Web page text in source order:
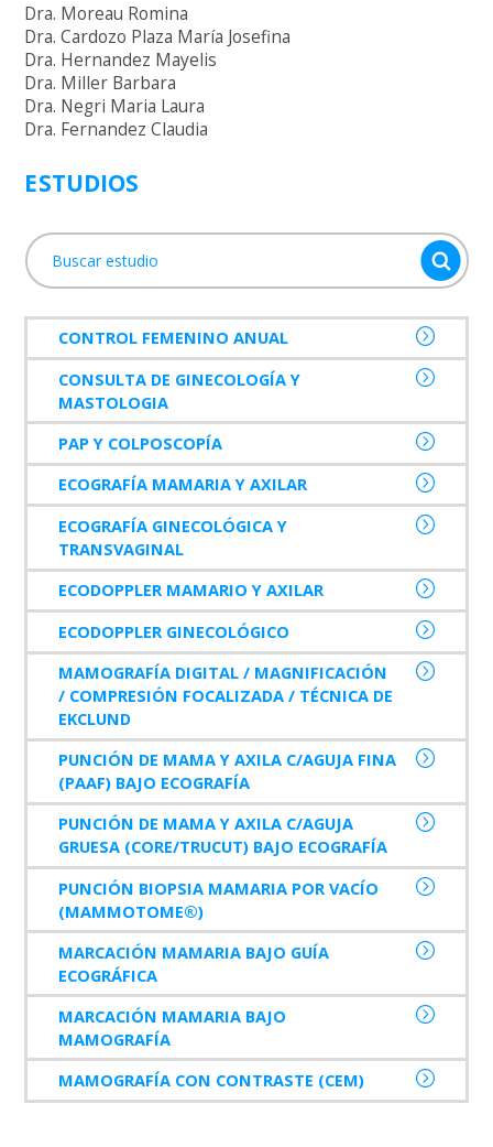
Dra. Moreau Romina
Dra. Cardozo Plaza María Josefina
Dra. Hernandez Mayelis
Dra. Miller Barbara
Dra. Negri Maria Laura
Dra. Fernandez Claudia
ESTUDIOS
CONTROL FEMENINO ANUAL
CONSULTA DE GINECOLOGÍA Y
MASTOLOGIA
PAP Y COLPOSCOPÍA
ECOGRAFÍA MAMARIA Y AXILAR
ECOGRAFÍA GINECOLÓGICA Y
TRANSVAGINAL
ECODOPPLER MAMARIO Y AXILAR
ECODOPPLER GINECOLÓGICO
MAMOGRAFÍA DIGITAL / MAGNIFICACIÓN
/ COMPRESIÓN FOCALIZADA / TÉCNICA DE
EKCLUND
PUNCIÓN DE MAMA Y AXILA C/AGUJA FINA
(PAAF) BAJO ECOGRAFÍA
PUNCIÓN DE MAMA Y AXILA C/AGUJA
GRUESA (CORE/TRUCUT) BAJO ECOGRAFÍA
PUNCIÓN BIOPSIA MAMARIA POR VACÍO
(MAMMOTOME®)
MARCACIÓN MAMARIA BAJO GUÍA
ECOGRÁFICA
MARCACIÓN MAMARIA BAJO
MAMOGRAFÍA
MAMOGRAFÍA CON CONTRASTE (CEM)